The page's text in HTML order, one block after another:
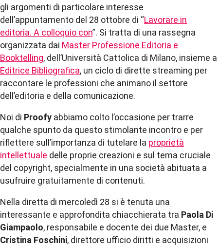
gli argomenti di particolare interesse
dell’appuntamento del 28 ottobre di “Lavorare in
editoria. A colloquio con”. Si tratta di una rassegna
organizzata dai Master Professione Editoria e
Booktelling, dell’Università Cattolica di Milano, insieme a
Editrice Bibliografica, un ciclo di dirette streaming per
raccontare le professioni che animano il settore
dell’editoria e della comunicazione.
Noi di Proofy abbiamo colto l’occasione per trarre
qualche spunto da questo stimolante incontro e per
riflettere sull’importanza di tutelare la proprietà
intellettuale delle proprie creazioni e sul tema cruciale
del copyright, specialmente in una società abituata a
usufruire gratuitamente di contenuti.
Nella diretta di mercoledì 28 si è tenuta una
interessante e approfondita chiacchierata tra Paola Di
Giampaolo, responsabile e docente dei due Master, e
Cristina Foschini, direttore ufficio diritti e acquisizioni